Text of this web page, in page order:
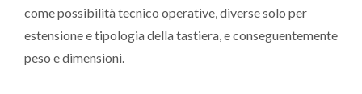
come possibilità tecnico operative, diverse solo per
estensione e tipologia della tastiera, e conseguentemente
peso e dimensioni.